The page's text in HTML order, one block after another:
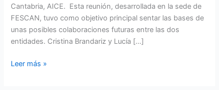
Cantabria, AICE. Esta reunión, desarrollada en la sede de
FESCAN, tuvo como objetivo principal sentar las bases de
unas posibles colaboraciones futuras entre las dos
entidades. Cristina Brandariz y Lucía […]
Leer más »